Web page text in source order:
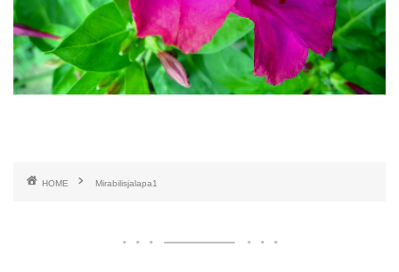
HOME Mirabilisjalapa1